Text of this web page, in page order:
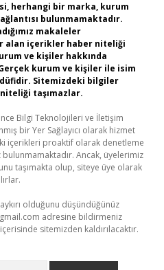
herhangi bir marka, kurum
bulunmamaktadır.
makaleler
alan içerikler haber niteliği
ve kişiler hakkında
kurum ve kişiler ile isim
Sitemizdeki bilgiler
taşımazlar.
Bilgi Teknolojileri ve İletişim
bir Yer Sağlayıcı olarak hizmet
içerikleri proaktif olarak denetleme
Ancak, üyelerimiz
taşımakta olup, siteye üye olarak
olduğunu düşündüğünüz
adresine bildirmeniz
sitemizden kaldırılacaktır.